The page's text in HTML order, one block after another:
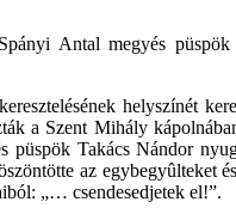
Antal megyés
helyszínét
a Szent Mihály
Takács Nándor
az
„… csendesedjetek el!”.